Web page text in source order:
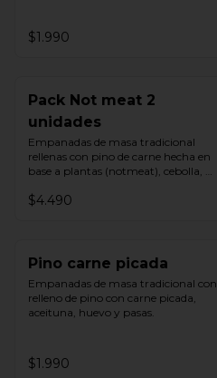
$1.990
Pack Not meat 2
unidades
Empanadas de masa tradicional
rellenas con pino de carne hecha en
base a plantas (notmeat), cebolla,
$4.490
Pino carne picada
Empanadas de masa tradicional con
relleno de pino con carne picada,
aceituna, huevo y pasas.
$1.990